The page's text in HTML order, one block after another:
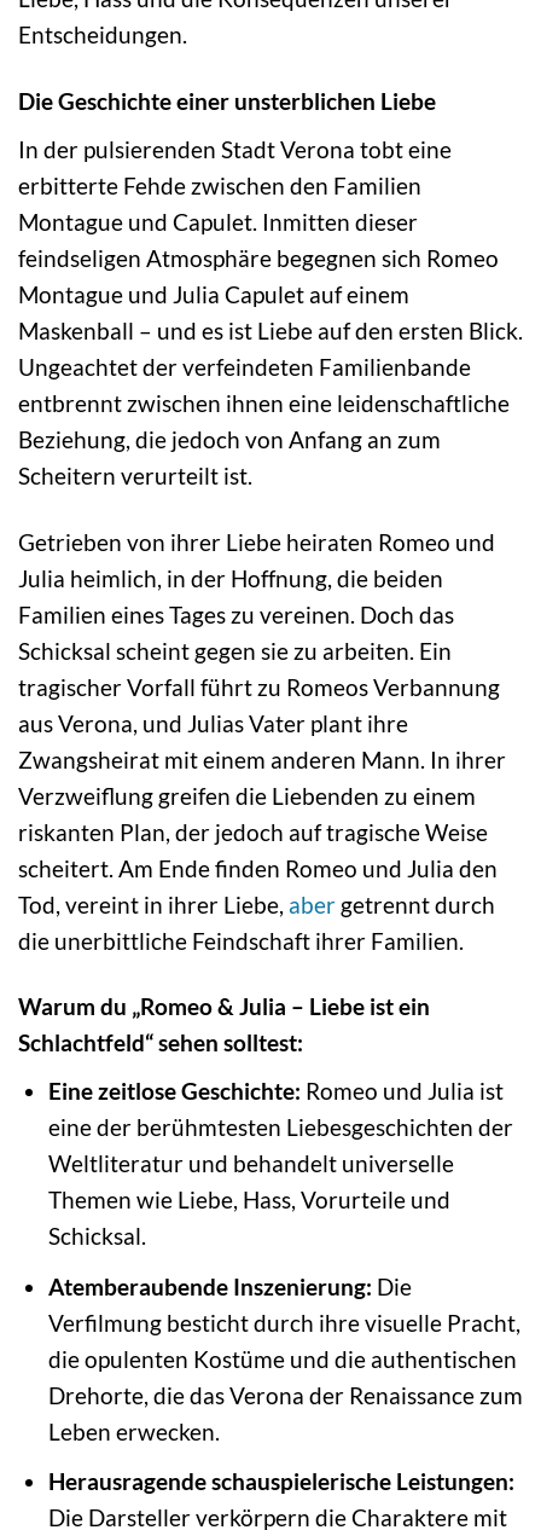
Entscheidungen.
Die Geschichte einer unsterblichen Liebe
In der pulsierenden Stadt Verona tobt eine
erbitterte Fehde zwischen den Familien
Montague und Capulet. Inmitten dieser
feindseligen Atmosphäre begegnen sich Romeo
Montague und Julia Capulet auf einem
Maskenball – und es ist Liebe auf den ersten Blick.
Ungeachtet der verfeindeten Familienbande
entbrennt zwischen ihnen eine leidenschaftliche
Beziehung, die jedoch von Anfang an zum
Scheitern verurteilt ist.
Getrieben von ihrer Liebe heiraten Romeo und
Julia heimlich, in der Hoffnung, die beiden
Familien eines Tages zu vereinen. Doch das
Schicksal scheint gegen sie zu arbeiten. Ein
tragischer Vorfall führt zu Romeos Verbannung
aus Verona, und Julias Vater plant ihre
Zwangsheirat mit einem anderen Mann. In ihrer
Verzweiflung greifen die Liebenden zu einem
riskanten Plan, der jedoch auf tragische Weise
scheitert. Am Ende finden Romeo und Julia den
Tod, vereint in ihrer Liebe, aber getrennt durch
die unerbittliche Feindschaft ihrer Familien.
Warum du „Romeo & Julia – Liebe ist ein
Schlachtfeld“ sehen solltest:
Eine zeitlose Geschichte: Romeo und Julia ist
eine der berühmtesten Liebesgeschichten der
Weltliteratur und behandelt universelle
Themen wie Liebe, Hass, Vorurteile und
Schicksal.
Atemberaubende Inszenierung: Die
Verfilmung besticht durch ihre visuelle Pracht,
die opulenten Kostüme und die authentischen
Drehorte, die das Verona der Renaissance zum
Leben erwecken.
Herausragende schauspielerische Leistungen:
Die Darsteller verkörpern die Charaktere mit